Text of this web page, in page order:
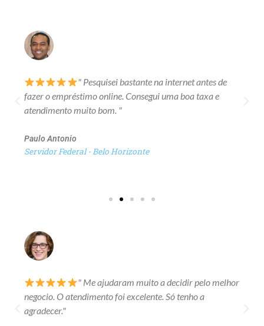
" Pesquisei bastante na internet antes de
fazer o empréstimo online. Consegui uma boa taxa e
atendimento muito bom. "
Paulo Antonio
Servidor Federal - Belo Horizonte
" Me ajudaram muito a decidir pelo melhor
negocio. O atendimento foi excelente. Só tenho a
agradecer."